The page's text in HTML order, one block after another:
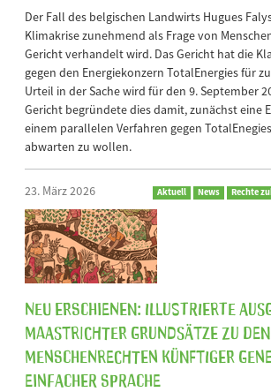
Der Fall des belgischen Landwirts Hugues
Klimakrise zunehmend als Frage von
Gericht verhandelt wird. Das Gericht hat die
gegen den Energiekonzern TotalEnergies für
Urteil in der Sache wird für den 9. September
Gericht begründete dies damit, zunächst eine
einem parallelen Verfahren gegen
abwarten zu wollen.
23. März 2026 Aktuell News Rechte
Neu erschienen: Illustrierte
Maastrichter Grundsätze zu den
Menschenrechten künftiger
Einfacher Sprache